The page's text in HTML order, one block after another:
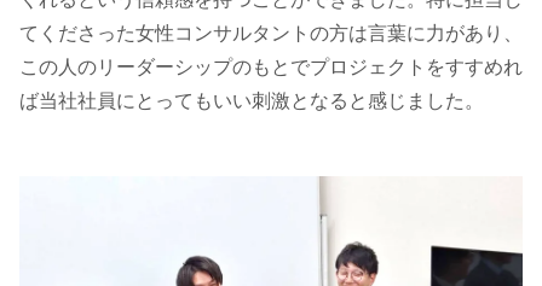
てくださった女性コンサルタントの方は言葉に力があり、
この人のリーダーシップのもとでプロジェクトをすすめれ
ば当社社員にとってもいい刺激となると感じました。